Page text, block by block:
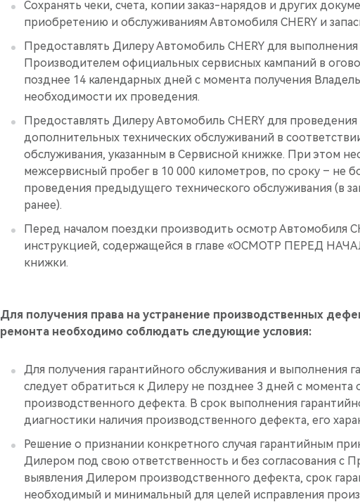
Сохранять чеки, счета, копии заказ-нарядов и других
приобретению и обслуживаниям Автомобиля CHERY и
Предоставлять Дилеру Автомобиль CHERY для
Производителем официальных сервисных кампаний в
позднее 14 календарных дней с момента получения
необходимости их проведения.
Предоставлять Дилеру Автомобиль CHERY для
дополнительных технических обслуживаний в
обслуживания, указанным в Сервисной книжке. При этом
межсервисный пробег в 10 000 километров, по сроку – не
проведения предыдущего технического обслуживания (в
ранее).
Перед началом поездки производить осмотр Автомобиля
инструкцией, содержащейся в главе «ОСМОТР ПЕРЕД
книжки.
Для получения права на устранение производственных
ремонта необходимо соблюдать следующие условия:
Для получения гарантийного обслуживания и выполнения
следует обратиться к Дилеру не позднее 3 дней с момента
производственного дефекта. В срок выполнения
диагностики наличия производственного дефекта, его
Решение о признании конкретного случая гарантийным
Дилером под свою ответственность и без согласования с
выявления Дилером производственного дефекта, срок
необходимый и минимальный для целей исправления